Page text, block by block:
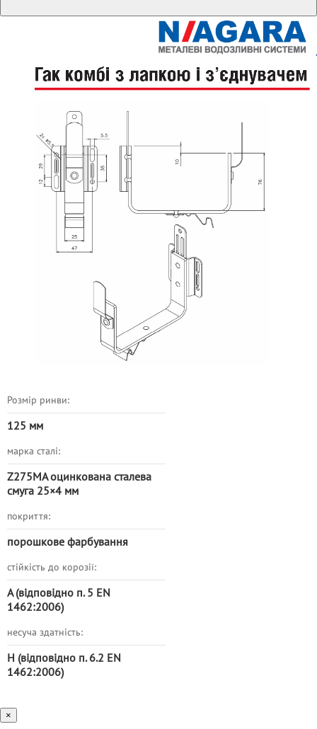
Розмір ринви:
125 мм
марка сталі:
Z275MA оцинкована сталева
смуга 25×4 мм
покриття:
порошкове фарбування
стійкість до корозії:
A (відповідно п. 5 EN
1462:2006)
несуча здатність:
H (відповідно п. 6.2 EN
1462:2006)
×